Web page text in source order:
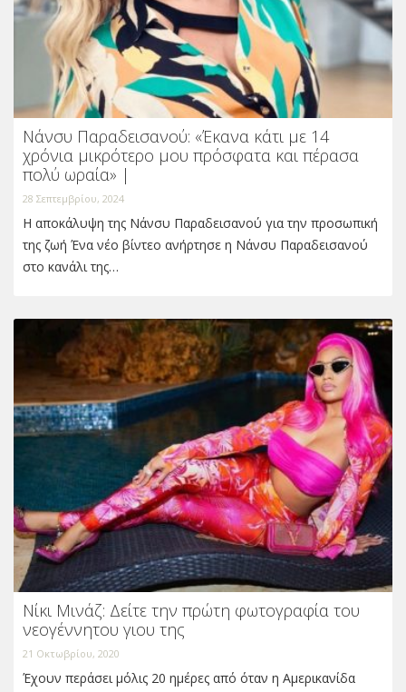
Νάνσυ Παραδεισανού: «Έκανα κάτι με 14
χρόνια μικρότερο μου πρόσφατα και πέρασα
πολύ ωραία» |
28 Σεπτεμβρίου, 2024
Η αποκάλυψη της Νάνσυ Παραδεισανού για την προσωπική
της ζωή Ένα νέο βίντεο ανήρτησε η Νάνσυ Παραδεισανού
στο κανάλι της…
Νίκι Μινάζ: Δείτε την πρώτη φωτογραφία του
νεογέννητου γιου της
21 Οκτωβρίου, 2020
Έχουν περάσει μόλις 20 ημέρες από όταν η Αμερικανίδα